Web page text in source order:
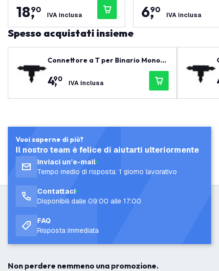
18,
90
IVA inclusa 6,
90
IVA inclusa
Spesso acquistati insieme
Connettore a T per Binario Monofa
4,
90 IVA inclusa
Vuoi saperne di più?
Il nostro team è felice di aiutarti ulteriormente
Inviaci un’e-mail
Tempo medio di risposta: 1 giorno lavorativo
Contattaci
Disponibili dalle 09:00 alle 17:00
FAQ
Risposta immediata
Non perdere nemmeno una promozione.